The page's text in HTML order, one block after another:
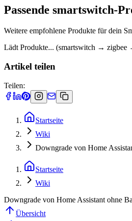
Passende smartswitch-
Weitere empfohlene Produkte für dein
Lädt Produkte... (smartswitch →
Artikel teilen
Teilen:
Startseite
Wiki
Downgrade von Home
Startseite
Wiki
Downgrade von Home Assistant ohne
Übersicht